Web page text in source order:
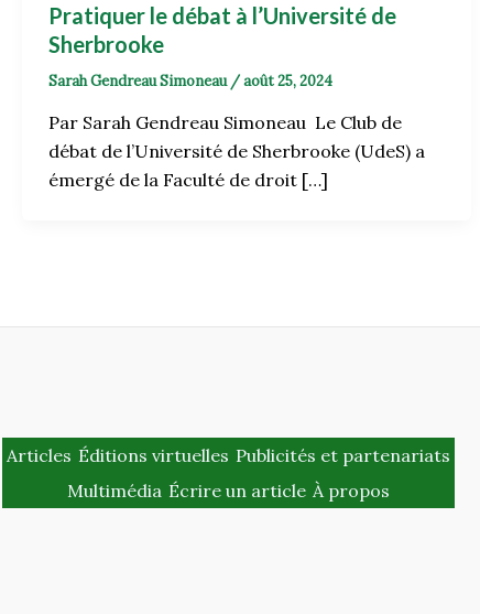
Pratiquer le débat à l’Université de
Sherbrooke
Sarah Gendreau Simoneau /août 25, 2024
Par Sarah Gendreau Simoneau Le Club de
débat de l’Université de Sherbrooke (UdeS) a
émergé de la Faculté de droit […]
Articles Éditions virtuelles Publicités et partenariats
Multimédia Écrire un article À propos